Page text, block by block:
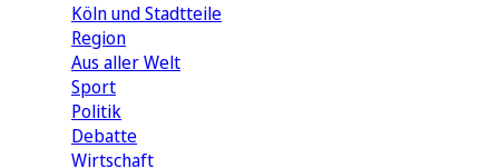
Köln und Stadtteile
Region
Aus aller Welt
Sport
Politik
Debatte
Wirtschaft